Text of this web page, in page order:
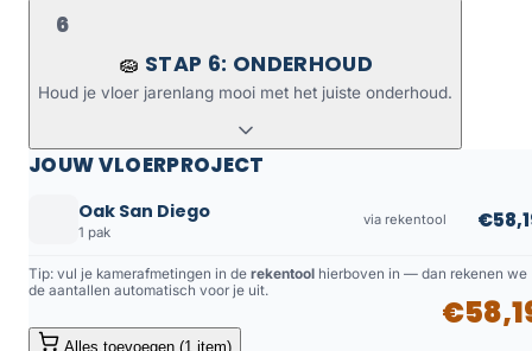
6
🧽 STAP 6: ONDERHOUD
Houd je vloer jarenlang mooi met het juiste onderhoud.
JOUW VLOERPROJECT
Oak San Diego
1 pak
via rekentool
Tip: vul je kamerafmetingen in de rekentool hierboven in — dan rekenen we
de aantallen automatisch voor je uit.
Alles toevoegen (1 item)